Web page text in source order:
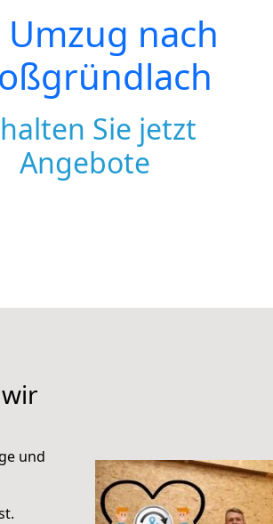
nach
Sie jetzt
Angebote
und